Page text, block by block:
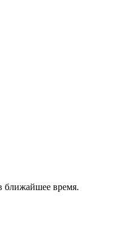
ближайшее время.